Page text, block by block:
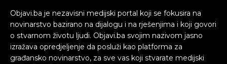
Objavi.ba je nezavisni medijski portal koji se fokusira na
novinarstvo bazirano na dijalogu i na rješenjima i koji govori
o stvarnom životu ljudi. Objavi.ba svojim nazivom jasno
izražava opredjeljenje da posluži kao platforma za
građansko novinarstvo, za sve vas koji stvarate medijski